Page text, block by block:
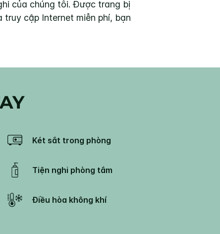
của chúng tôi. Được trang bị
cập Internet miễn phí, bạn
Két sắt trong phòng
Tiện nghi phòng tắm
Điều hòa không khí